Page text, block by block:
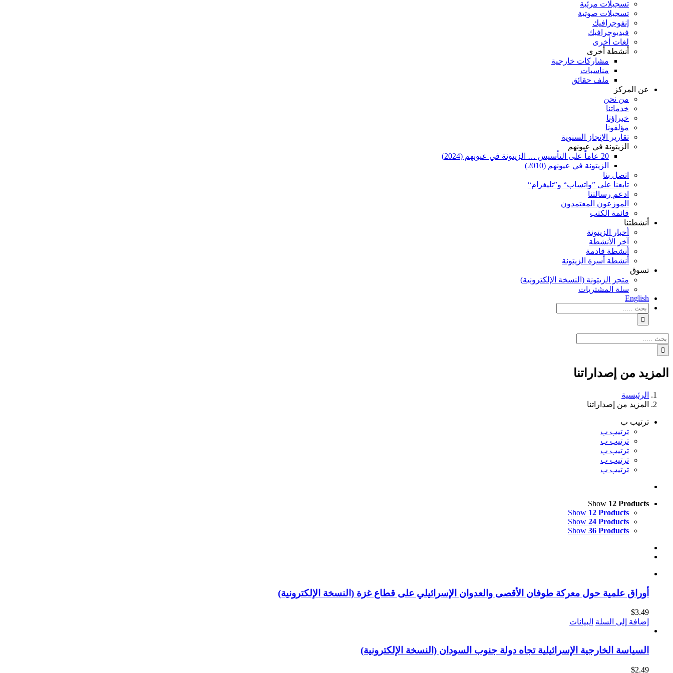
تسجيلات مرئية
تسجيلات صوتية
إنفوجرافيك
فيديوجرافيك
لغات أخرى
أنشطة أخرى
مشاركات خارجية
مناسبات
ملف حقائق
عن المركز
من نحن
خدماتنا
خبراؤنا
مؤلفونا
تقارير الإنجاز السنوية
الزيتونة في عيونهم
20 عاماً على التأسيس … الزيتونة في عيونهم (2024)
الزيتونة في عيونهم (2010)
اتصل بنا
تابعنا على ”واتساب“ و”تليغرام“
ادعم رسالتنا
الموزعون المعتمدون
قائمة الكتب
أنشطتنا
أخبار الزيتونة
آخر الأنشطة
أنشطة قادمة
أنشطة أسرة الزيتونة
تسوق
متجر الزيتونة (النسخة الإلكترونية)
سلة المشتريات
English
نتائج
البحث
بالنسبة
الي
:
نتائج
البحث
بالنسبة
الي
: المزيد من إصداراتنا
الرئيسية
المزيد من إصداراتنا
ترتيب ب
ترتيب ب
ترتيب ب
ترتيب ب
ترتيب ب
ترتيب ب
Show 12 Products
Show 12 Products
Show 24 Products
Show 36 Products
أوراق علمية حول معركة طوفان الأقصى والعدوان الإسرائيلي على قطاع غزة (النسخة الإلكترونية)
$3.49
إضافة إلى السلة البيانات
السياسة الخارجية الإسرائيلية تجاه دولة جنوب السودان (النسخة الإلكترونية)
$2.49